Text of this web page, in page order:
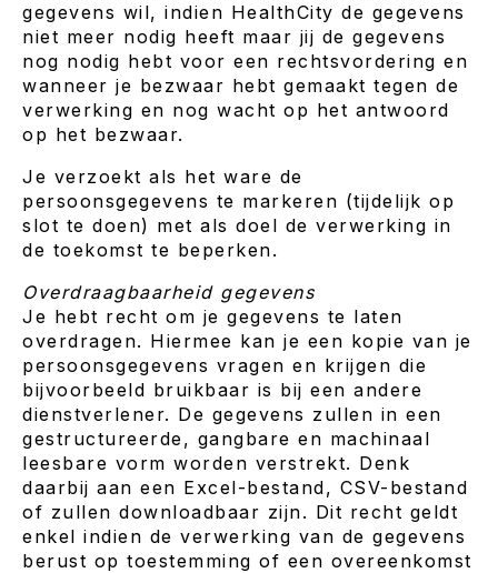
gegevens wil, indien HealthCity de gegevens
niet meer nodig heeft maar jij de gegevens
nog nodig hebt voor een rechtsvordering en
wanneer je bezwaar hebt gemaakt tegen de
verwerking en nog wacht op het antwoord
op het bezwaar.
Je verzoekt als het ware de
persoonsgegevens te markeren (tijdelijk op
slot te doen) met als doel de verwerking in
de toekomst te beperken.
Overdraagbaarheid gegevens
Je hebt recht om je gegevens te laten
overdragen. Hiermee kan je een kopie van je
persoonsgegevens vragen en krijgen die
bijvoorbeeld bruikbaar is bij een andere
dienstverlener. De gegevens zullen in een
gestructureerde, gangbare en machinaal
leesbare vorm worden verstrekt. Denk
daarbij aan een Excel-bestand, CSV-bestand
of zullen downloadbaar zijn. Dit recht geldt
enkel indien de verwerking van de gegevens
berust op toestemming of een overeenkomst